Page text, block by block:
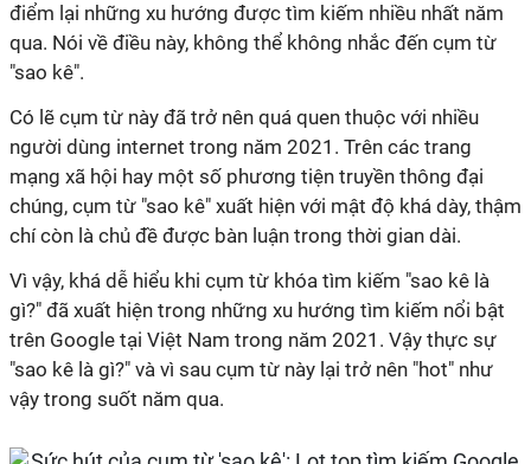
điểm lại những xu hướng được tìm kiếm nhiều nhất năm
qua. Nói về điều này, không thể không nhắc đến cụm từ
"sao kê".
Có lẽ cụm từ này đã trở nên quá quen thuộc với nhiều
người dùng internet trong năm 2021. Trên các trang
mạng xã hội hay một số phương tiện truyền thông đại
chúng, cụm từ "sao kê" xuất hiện với mật độ khá dày, thậm
chí còn là chủ đề được bàn luận trong thời gian dài.
Vì vậy, khá dễ hiểu khi cụm từ khóa tìm kiếm "sao kê là
gì?" đã xuất hiện trong những xu hướng tìm kiếm nổi bật
trên Google tại Việt Nam trong năm 2021. Vậy thực sự
"sao kê là gì?" và vì sau cụm từ này lại trở nên "hot" như
vậy trong suốt năm qua.